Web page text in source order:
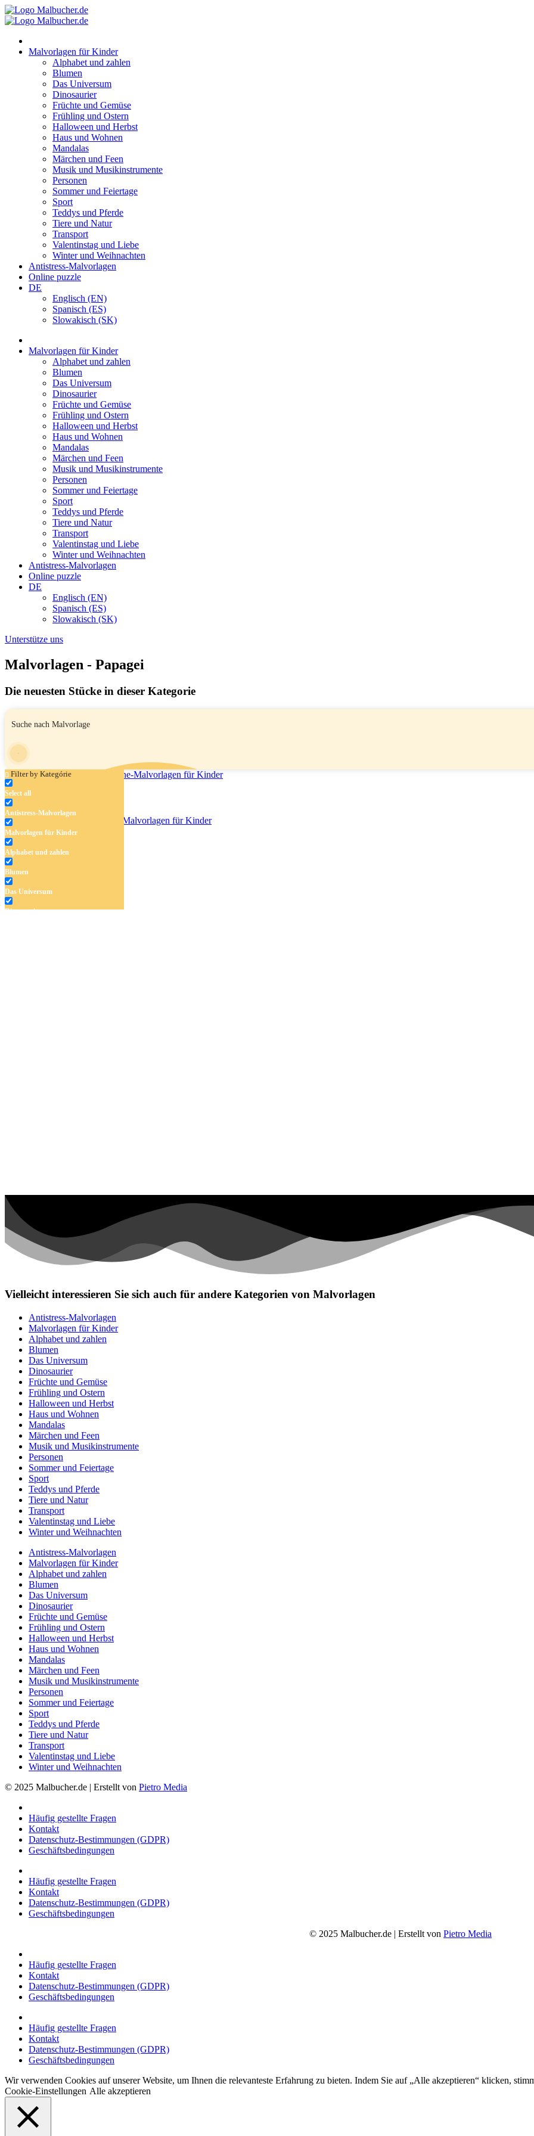
Zum
Inhalt
Malvorlagen für Kinder
Alphabet und zahlen
Blumen
Das Universum
Dinosaurier
Früchte und Gemüse
Frühling und Ostern
Halloween und Herbst
Haus und Wohnen
Mandalas
Märchen und Feen
Musik und Musikinstrumente
Personen
Sommer und Feiertage
Sport
Teddys und Pferde
Tiere und Natur
Transport
Valentinstag und Liebe
Winter und Weihnachten
Antistress-Malvorlagen
Online puzzle
DE
Englisch (EN)
Spanisch (ES)
Slowakisch (SK)
Malvorlagen für Kinder
Alphabet und zahlen
Blumen
Das Universum
Dinosaurier
Früchte und Gemüse
Frühling und Ostern
Halloween und Herbst
Haus und Wohnen
Mandalas
Märchen und Feen
Musik und Musikinstrumente
Personen
Sommer und Feiertage
Sport
Teddys und Pferde
Tiere und Natur
Transport
Valentinstag und Liebe
Winter und Weihnachten
Antistress-Malvorlagen
Online puzzle
DE
Englisch (EN)
Spanisch (ES)
Slowakisch (SK)
Unterstütze uns
Malvorlagen - Papagei
Die neuesten Stücke in dieser Kategorie
Filter by Kategórie
Select all
Antistress-Malvorlagen
Malvorlagen für Kinder
Alphabet und zahlen
Blumen
Das Universum
Dinosaurier
Winter und Weihnachten
Nezaradené
Unkategorisiert
Pirat mit einem Schatz
Piraten haben Spaß
Vielleicht interessieren Sie sich auch für andere Kategorien von Malvorlagen
Antistress-Malvorlagen
Malvorlagen für Kinder
Alphabet und zahlen
Blumen
Das Universum
Dinosaurier
Früchte und Gemüse
Frühling und Ostern
Halloween und Herbst
Haus und Wohnen
Mandalas
Märchen und Feen
Musik und Musikinstrumente
Personen
Sommer und Feiertage
Sport
Teddys und Pferde
Tiere und Natur
Transport
Valentinstag und Liebe
Winter und Weihnachten
Antistress-Malvorlagen
Malvorlagen für Kinder
Alphabet und zahlen
Blumen
Das Universum
Dinosaurier
Früchte und Gemüse
Frühling und Ostern
Halloween und Herbst
Haus und Wohnen
Mandalas
Märchen und Feen
Musik und Musikinstrumente
Personen
Sommer und Feiertage
Sport
Teddys und Pferde
Tiere und Natur
Transport
Valentinstag und Liebe
Winter und Weihnachten
© 2025 Malbucher.de | Erstellt von Pietro Media
Häufig gestellte Fragen
Kontakt
Datenschutz-Bestimmungen (GDPR)
Geschäftsbedingungen
Häufig gestellte Fragen
Kontakt
Datenschutz-Bestimmungen (GDPR)
Geschäftsbedingungen
© 2025 Malbucher.de | Erstellt von Pietro Media
Häufig gestellte Fragen
Kontakt
Datenschutz-Bestimmungen (GDPR)
Geschäftsbedingungen
Häufig gestellte Fragen
Kontakt
Datenschutz-Bestimmungen (GDPR)
Geschäftsbedingungen
Wir verwenden Cookies auf unserer Website, um Ihnen die relevanteste Erfahrung zu bieten. Indem Sie auf „Alle akzeptieren“ klicken,
Cookie-Einstellungen Alle akzeptieren